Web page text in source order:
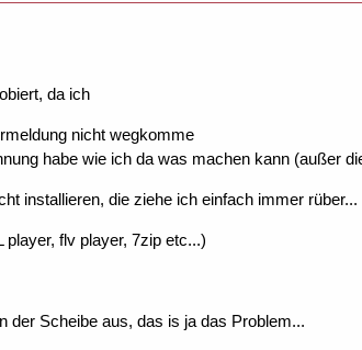
da ich
nicht wegkomme
habe wie ich da was machen kann (außer
installieren, die ziehe ich einfach immer rüber...
flv player, 7zip etc...)
der Scheibe aus, das is ja das Problem...